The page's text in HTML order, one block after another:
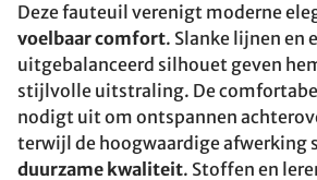
Deze fauteuil verenigt moderne
voelbaar comfort. Slanke lijnen en
uitgebalanceerd silhouet geven
stijlvolle uitstraling. De
nodigt uit om ontspannen
terwijl de hoogwaardige afwerking
duurzame kwaliteit. Stoffen en